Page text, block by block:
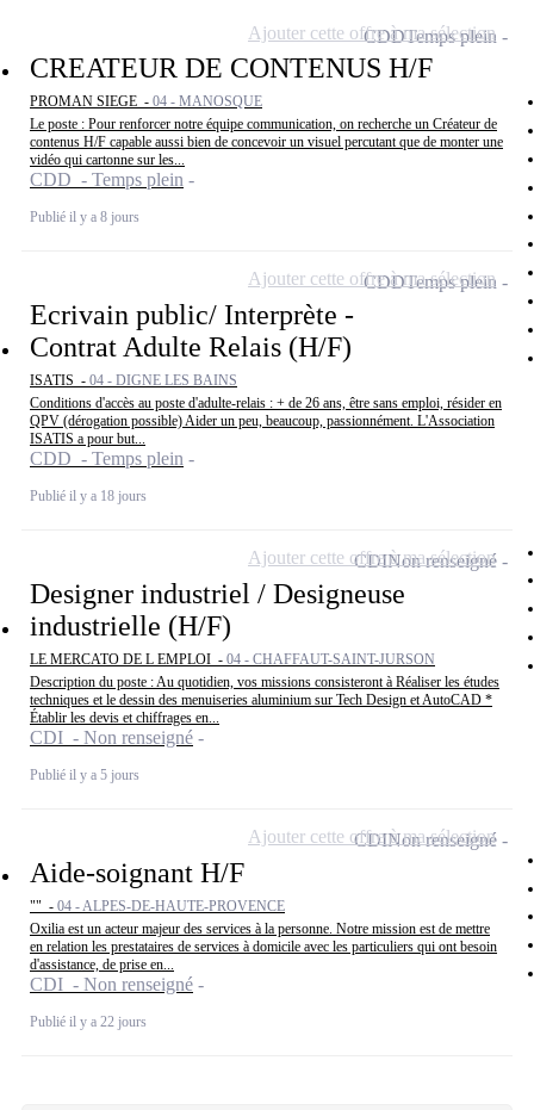
CREATEUR DE CONTENUS H/F
PROMAN SIEGE - 04 - MANOSQUE
Le poste : Pour renforcer notre équipe communication, on recherche un Créateur de
contenus H/F capable aussi bien de concevoir un visuel percutant que de monter une
vidéo qui cartonne sur les...
CDD - Temps plein
Publié il y a 8 jours
CDDTemps plein
Ajouter cette offre à ma sélection
Ecrivain public/ Interprète -
Contrat Adulte Relais (H/F)
ISATIS - 04 - DIGNE LES BAINS
Conditions d'accès au poste d'adulte-relais : + de 26 ans, être sans emploi, résider en
QPV (dérogation possible) Aider un peu, beaucoup, passionnément. L'Association
ISATIS a pour but...
CDD - Temps plein
Publié il y a 18 jours
CDDTemps plein
Ajouter cette offre à ma sélection
Designer industriel / Designeuse
industrielle (H/F)
LE MERCATO DE L EMPLOI - 04 - CHAFFAUT-SAINT-JURSON
Description du poste : Au quotidien, vos missions consisteront à Réaliser les études
techniques et le dessin des menuiseries aluminium sur Tech Design et AutoCAD *
Établir les devis et chiffrages en...
CDI - Non renseigné
Publié il y a 5 jours
CDINon renseigné
Ajouter cette offre à ma sélection
Aide-soignant H/F
"" - 04 - ALPES-DE-HAUTE-PROVENCE
Oxilia est un acteur majeur des services à la personne. Notre mission est de mettre
en relation les prestataires de services à domicile avec les particuliers qui ont besoin
d'assistance, de prise en...
CDI - Non renseigné
Publié il y a 22 jours
CDINon renseigné
Ajouter cette offre à ma sélection